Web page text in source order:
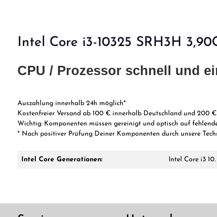
Intel Core i3-10325 SRH3H
CPU / Prozessor schnell und
Auszahlung innerhalb 24h möglich*
Kostenfreier Versand ab 100 € innerhalb Deutschland und 200
Wichtig: Komponenten müssen gereinigt und optisch auf
* Nach positiver Prüfung Deiner Komponenten durch unsere
Intel Core Generationen: Intel Core i3